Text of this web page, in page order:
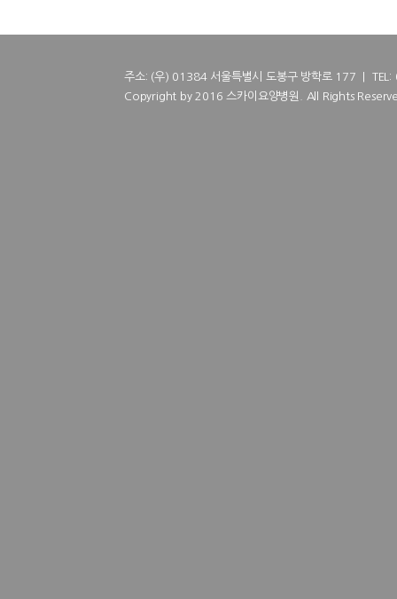
주소: (우) 01384 서울특별시 도봉구 방학로 177 |
Copyright by 2016 스카이요양병원. All Rights